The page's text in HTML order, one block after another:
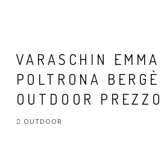
VARASCHIN EMMA
POLTRONA
OUTDOOR
OUTDOOR